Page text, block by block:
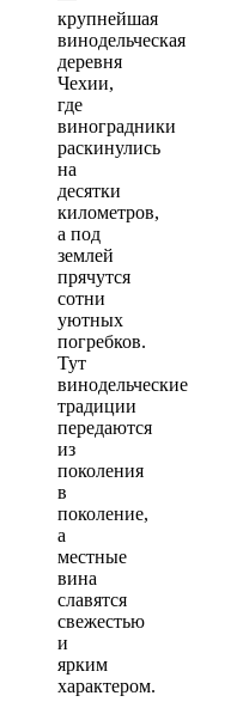
крупнейшая
винодельческая
деревня
Чехии,
где
виноградники
раскинулись
на
десятки
километров,
а под
землей
прячутся
сотни
уютных
погребков.
Тут
винодельческие
традиции
передаются
из
поколения
в
поколение,
а
местные
вина
славятся
свежестью
и
ярким
характером.